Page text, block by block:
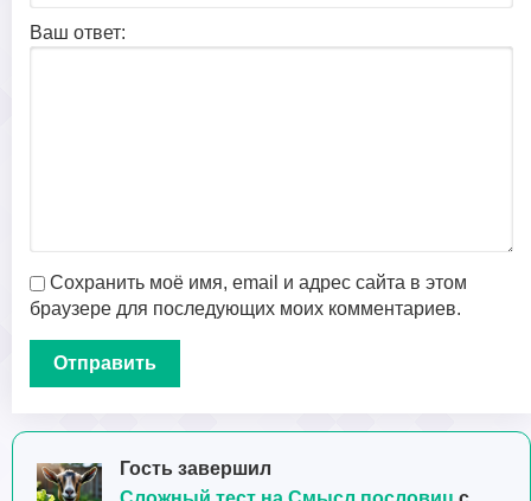
Ваш ответ:
Сохранить моё имя, email и адрес сайта в этом
браузере для последующих моих комментариев.
Гость завершил